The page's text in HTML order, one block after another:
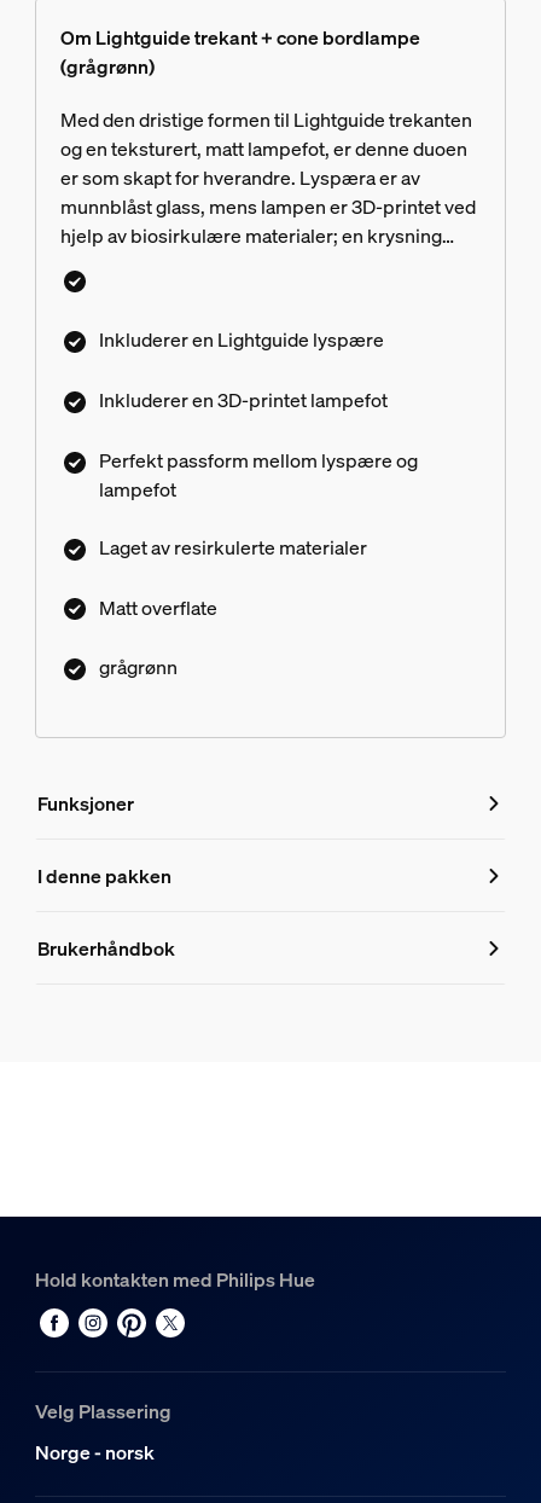
Om Lightguide trekant + cone bordlampe
(grågrønn)
Med den dristige formen til Lightguide trekanten
og en teksturert, matt lampefot, er denne duoen
er som skapt for hverandre. Lyspæra er av
munnblåst glass, mens lampen er 3D-printet ved
hjelp av biosirkulære materialer; en krysning
mellom moderne og tradisjonelt håndverk.
Inkluderer en Lightguide lyspære
Inkluderer en 3D-printet lampefot
Perfekt passform mellom lyspære og
lampefot
Laget av resirkulerte materialer
Matt overflate
grågrønn
Funksjoner
Funksjoner
8719514871168
I denne pakken
Brukerhåndbok
Hold kontakten med Philips Hue
Velg Plassering
Norge - norsk